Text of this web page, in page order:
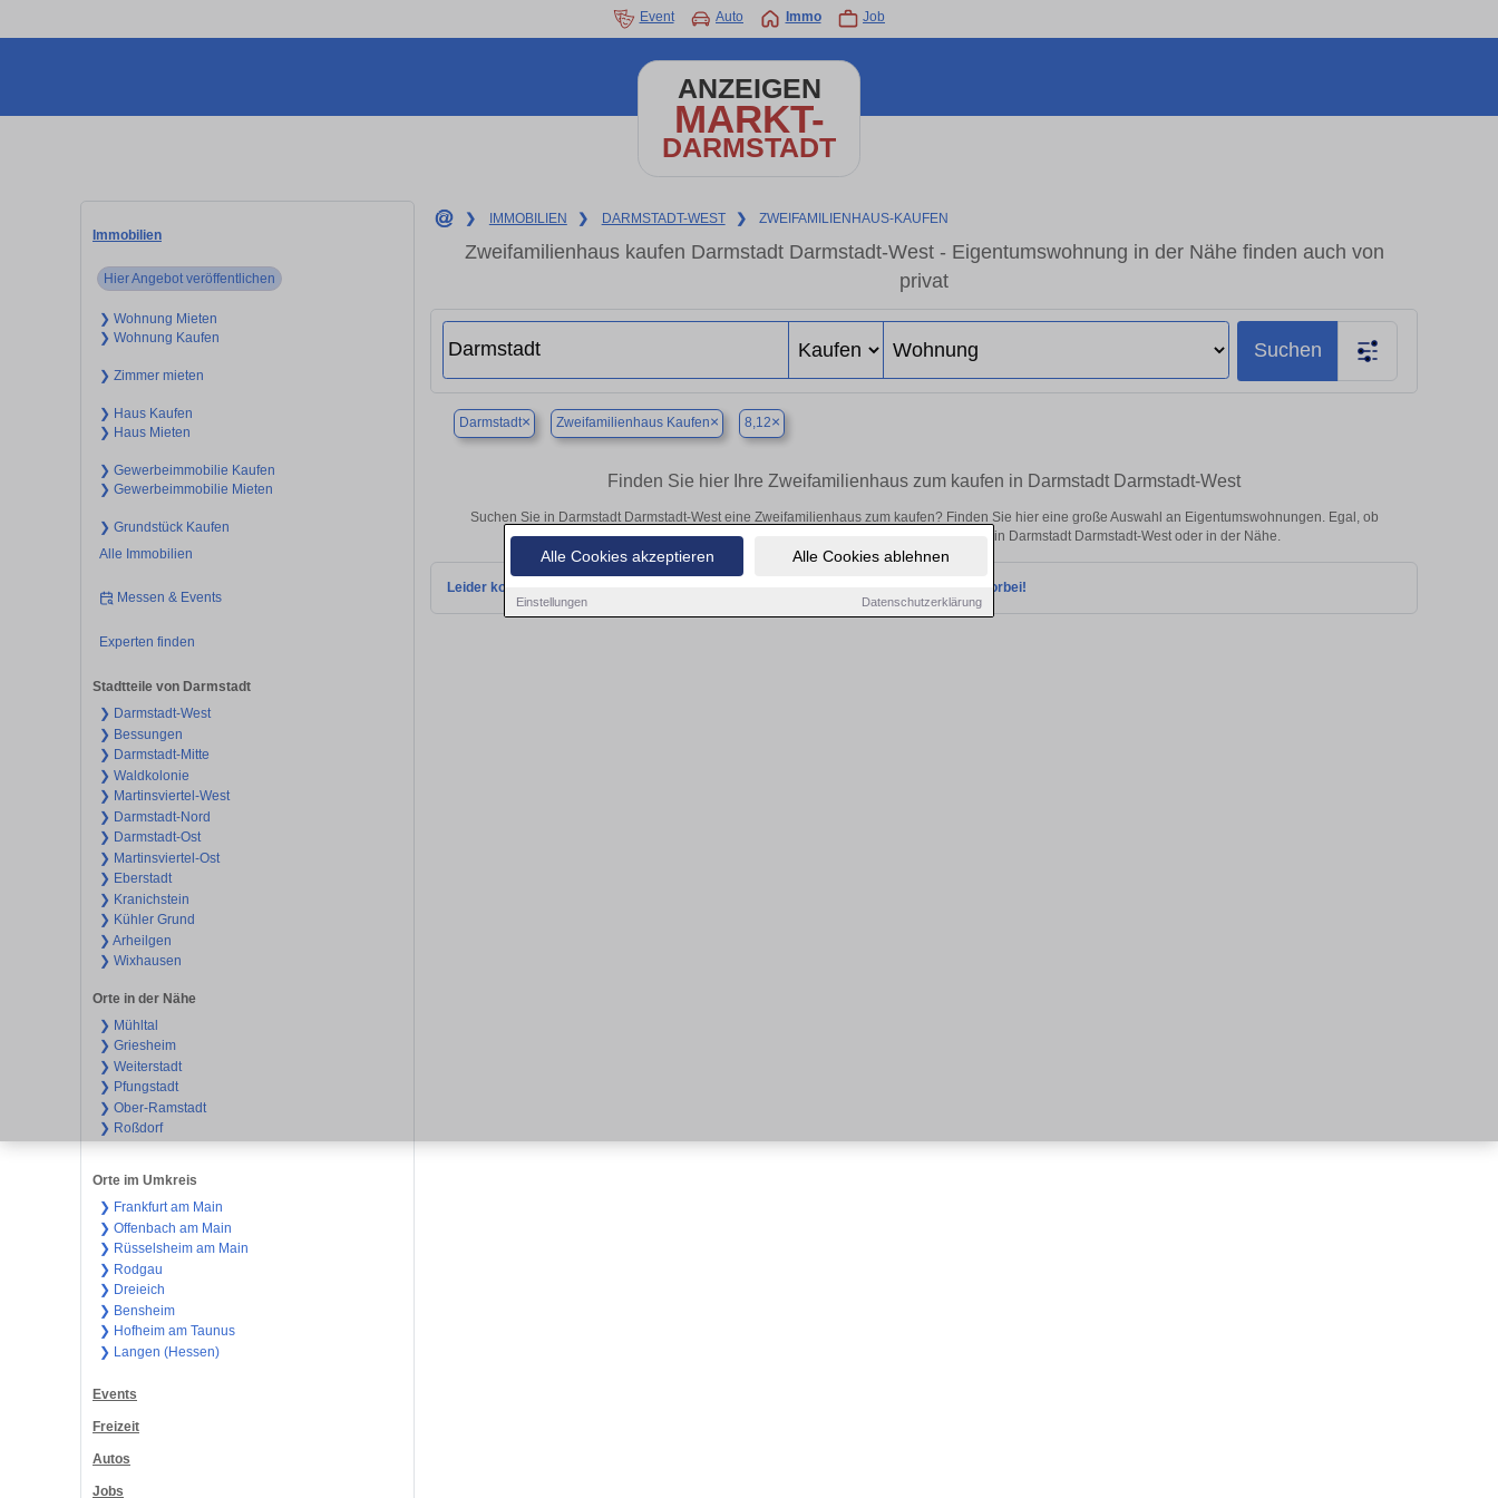
Alle Cookies akzeptieren Alle Cookies ablehnen
Einstellungen Datenschutzerklärung
Event Auto Immo Job
ANZEIGEN
MARKT-
DARMSTADT
Immobilien
Hier Angebot veröffentlichen
❯ Wohnung Mieten
❯ Wohnung Kaufen
❯ Zimmer mieten
❯ Haus Kaufen
❯ Haus Mieten
❯ Gewerbeimmobilie Kaufen
❯ Gewerbeimmobilie Mieten
❯ Grundstück Kaufen
Alle Immobilien
Messen & Events
Experten finden
Stadtteile von Darmstadt
❯ Darmstadt-West
❯ Bessungen
❯ Darmstadt-Mitte
❯ Waldkolonie
❯ Martinsviertel-West
❯ Darmstadt-Nord
❯ Darmstadt-Ost
❯ Martinsviertel-Ost
❯ Eberstadt
❯ Kranichstein
❯ Kühler Grund
❯ Arheilgen
❯ Wixhausen
Orte in der Nähe
❯ Mühltal
❯ Griesheim
❯ Weiterstadt
❯ Pfungstadt
❯ Ober-Ramstadt
❯ Roßdorf
Orte im Umkreis
❯ Frankfurt am Main
❯ Offenbach am Main
❯ Rüsselsheim am Main
❯ Rodgau
❯ Dreieich
❯ Bensheim
❯ Hofheim am Taunus
❯ Langen (Hessen)
Events
Freizeit
Autos
Jobs
❯ IMMOBILIEN ❯ DARMSTADT-WEST ❯ ZWEIFAMILIENHAUS-KAUFEN
Zweifamilienhaus kaufen Darmstadt Darmstadt-West - Eigentumswohnung in der Nähe finden auch von
privat
Suchen
Darmstadt× Zweifamilienhaus Kaufen× 8,12×
Finden Sie hier Ihre Zweifamilienhaus zum kaufen in Darmstadt Darmstadt-West
Suchen Sie in Darmstadt Darmstadt-West eine Zweifamilienhaus zum kaufen? Finden Sie hier eine große Auswahl an Eigentumswohnungen. Egal, ob
als Kapitalanlage oder zur Vermietung – hier finden Sie Ihre Immobilie in Darmstadt Darmstadt-West oder in der Nähe.
Leider konnten wir derzeit keine passenden Objekte finden. Schauen Sie bald wieder vorbei!